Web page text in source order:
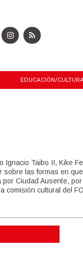
EDUCACIÓN/
Ignacio Taibo II, Kike
sobre las formas en
Ciudad Ausente,
comisión cultural del